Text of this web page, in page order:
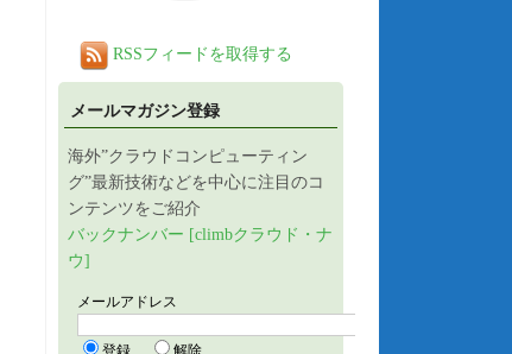
RSSフィードを取得する
メールマガジン登録
海外”クラウドコンピューティン
グ”最新技術などを中心に注目のコ
ンテンツをご紹介
バックナンバー [climbクラウド・ナ
ウ]